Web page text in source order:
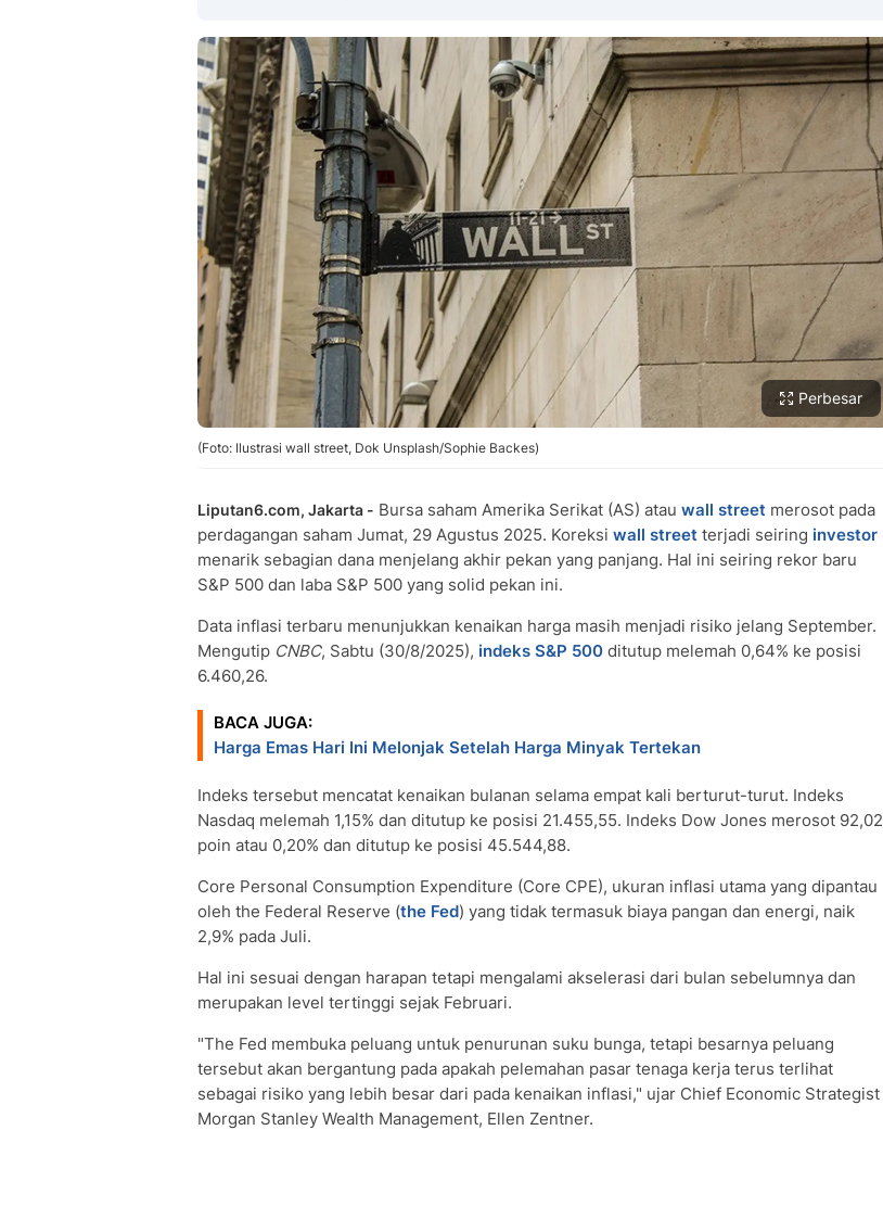
Copy Link
Perbesar
(Foto: Ilustrasi wall street, Dok Unsplash/Sophie Backes)
Liputan6.com, Jakarta - Bursa saham Amerika Serikat (AS) atau wall street merosot pada
perdagangan saham Jumat, 29 Agustus 2025. Koreksi wall street terjadi seiring investor
menarik sebagian dana menjelang akhir pekan yang panjang. Hal ini seiring rekor baru
S&P 500 dan laba S&P 500 yang solid pekan ini.
Data inflasi terbaru menunjukkan kenaikan harga masih menjadi risiko jelang September.
Mengutip CNBC, Sabtu (30/8/2025), indeks S&P 500 ditutup melemah 0,64% ke posisi
6.460,26.
BACA JUGA:
Harga Emas Hari Ini Melonjak Setelah Harga Minyak Tertekan
Indeks tersebut mencatat kenaikan bulanan selama empat kali berturut-turut. Indeks
Nasdaq melemah 1,15% dan ditutup ke posisi 21.455,55. Indeks Dow Jones merosot 92,02
poin atau 0,20% dan ditutup ke posisi 45.544,88.
Core Personal Consumption Expenditure (Core CPE), ukuran inflasi utama yang dipantau
oleh the Federal Reserve (the Fed) yang tidak termasuk biaya pangan dan energi, naik
2,9% pada Juli.
Hal ini sesuai dengan harapan tetapi mengalami akselerasi dari bulan sebelumnya dan
merupakan level tertinggi sejak Februari.
"The Fed membuka peluang untuk penurunan suku bunga, tetapi besarnya peluang
tersebut akan bergantung pada apakah pelemahan pasar tenaga kerja terus terlihat
sebagai risiko yang lebih besar dari pada kenaikan inflasi," ujar Chief Economic Strategist
Morgan Stanley Wealth Management, Ellen Zentner.